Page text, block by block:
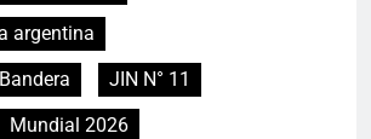
argentina
JIN N° 11
Mundial 2026